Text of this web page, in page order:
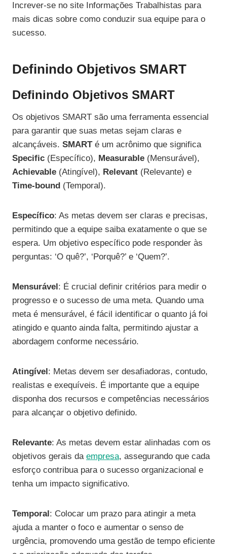
Increver-se no site Informações Trabalhistas para
mais dicas sobre como conduzir sua equipe para o
sucesso.
Definindo Objetivos SMART
Definindo Objetivos SMART
Os objetivos SMART são uma ferramenta essencial
para garantir que suas metas sejam claras e
alcançáveis. SMARTé um acrônimo que significa
Specific (Específico), Measurable (Mensurável),
Achievable (Atingível), Relevant (Relevante) e
Time-bound (Temporal).
Específico: As metas devem ser claras e precisas,
permitindo que a equipe saiba exatamente o que se
espera. Um objetivo específico pode responder às
perguntas: ‘O quê?’, ‘Porquê?’ e ‘Quem?’.
Mensurável : É crucial definir critérios para medir o
progresso e o sucesso de uma meta. Quando uma
meta é mensurável, é fácil identificar o quanto já foi
atingido e quanto ainda falta, permitindo ajustar a
abordagem conforme necessário.
Atingível : Metas devem ser desafiadoras, contudo,
realistas e exequíveis. É importante que a equipe
disponha dos recursos e competências necessários
para alcançar o objetivo definido.
Relevante: As metas devem estar alinhadas com os
objetivos gerais da empresa, assegurando que cada
esforço contribua para o sucesso organizacional e
tenha um impacto significativo.
Temporal : Colocar um prazo para atingir a meta
ajuda a manter o foco e aumentar o senso de
urgência, promovendo uma gestão de tempo eficiente